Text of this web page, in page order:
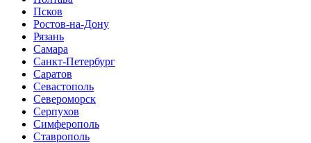
Псков
Ростов-на-Дону
Рязань
Самара
Санкт-Петербург
Саратов
Севастополь
Североморск
Серпухов
Симферополь
Ставрополь